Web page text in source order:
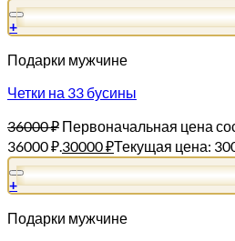
+
Подарки мужчине
Четки на 33 бусины
36000₽ Первоначальная цена
36000 ₽.30000₽Текущая цена:
+
Подарки мужчине